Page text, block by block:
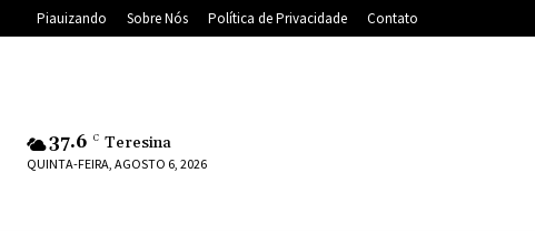
Piauizando Sobre Nós Política de Privacidade Contato
37.6 C Teresina
QUINTA-FEIRA, AGOSTO 6, 2026